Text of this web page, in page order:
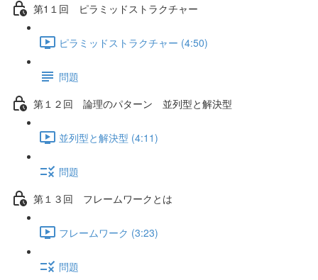
第1１回 ピラミッドストラクチャー
ピラミッドストラクチャー (4:50)
問題
第１２回 論理のパターン 並列型と解決型
並列型と解決型 (4:11)
問題
第１３回 フレームワークとは
フレームワーク (3:23)
問題